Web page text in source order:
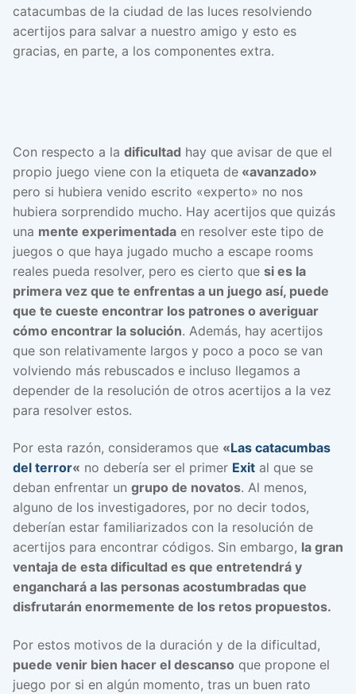
catacumbas de la ciudad de las luces resolviendo
acertijos para salvar a nuestro amigo y esto es
gracias, en parte, a los componentes extra.
Con respecto a la dificultad hay que avisar de que el
propio juego viene con la etiqueta de «avanzado»
pero si hubiera venido escrito «experto» no nos
hubiera sorprendido mucho. Hay acertijos que quizás
una mente experimentada en resolver este tipo de
juegos o que haya jugado mucho a escape rooms
reales pueda resolver, pero es cierto que si es la
primera vez que te enfrentas a un juego así, puede
que te cueste encontrar los patrones o averiguar
cómo encontrar la solución. Además, hay acertijos
que son relativamente largos y poco a poco se van
volviendo más rebuscados e incluso llegamos a
depender de la resolución de otros acertijos a la vez
para resolver estos.
Por esta razón, consideramos que «Las catacumbas
del terror« no debería ser el primer Exit al que se
deban enfrentar un grupo de novatos. Al menos,
alguno de los investigadores, por no decir todos,
deberían estar familiarizados con la resolución de
acertijos para encontrar códigos. Sin embargo, la gran
ventaja de esta dificultad es que entretendrá y
enganchará a las personas acostumbradas que
disfrutarán enormemente de los retos propuestos.
Por estos motivos de la duración y de la dificultad,
puede venir bien hacer el descanso que propone el
juego por si en algún momento, tras un buen rato